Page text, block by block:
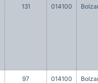
131 014100
97 014100